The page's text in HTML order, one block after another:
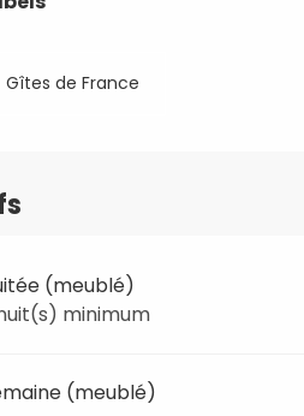
Gîtes de France
(meublé)
minimum
(meublé)